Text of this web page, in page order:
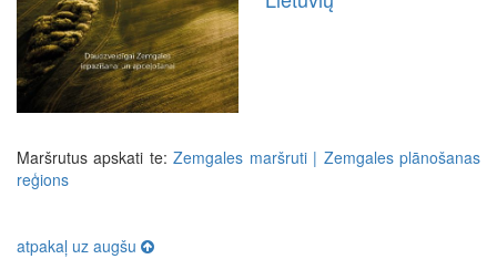
Maršrutus apskati te:Zemgales maršruti | Zemgales plānošanas
reģions
atpakaļ uz augšu